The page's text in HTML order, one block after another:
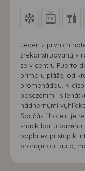
Jeden z prvních
zrekonstruovaný v
se v centru Puerto
přímo u pláže, od
promenádou. K
posezením i s
nádhernými
Součástí hotelu je
snack-bar u
poplatek přístup k
pronajmout auto,